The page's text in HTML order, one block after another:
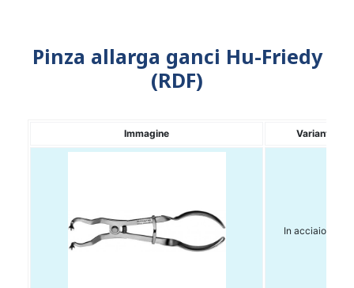
Pinza allarga ganci Hu-Friedy
(RDF)
Immagine Variante
In acciaio Inox